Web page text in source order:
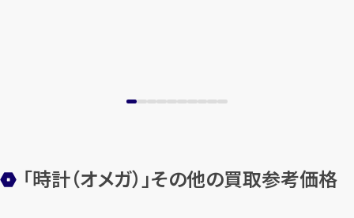
「時計（オメガ）」その他の買取参考価格